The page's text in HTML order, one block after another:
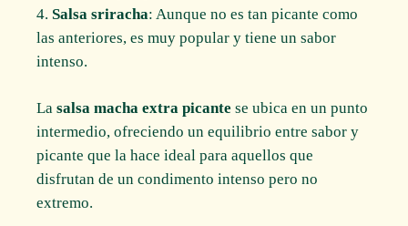
Salsa sriracha: Aunque no es tan picante como
las anteriores, es muy popular y tiene un sabor
intenso.
Lasalsa macha extra picante se ubica en un punto
intermedio, ofreciendo un equilibrio entre sabor y
picante que la hace ideal para aquellos que
disfrutan de un condimento intenso pero no
extremo.